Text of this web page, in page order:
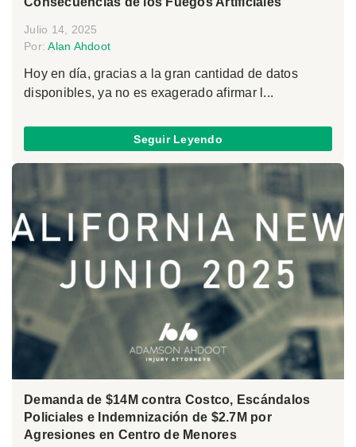
Julio 14, 2025
Por:Alan Ahdoot
Hoy en día, gracias a la gran cantidad de datos
disponibles, ya no es exagerado afirmar l...
Seguir Leyendo
Demanda de $14M contra Costco, Escándalos
Policiales e Indemnización de $2.7M por
Agresiones en Centro de Menores